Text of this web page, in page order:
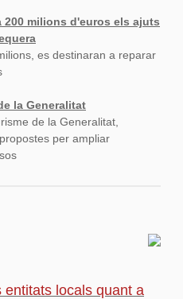
200 milions d'euros els ajuts
es destinaran a reparar
la Generalitat
de la Generalitat,
per ampliar
entitats locals quant a